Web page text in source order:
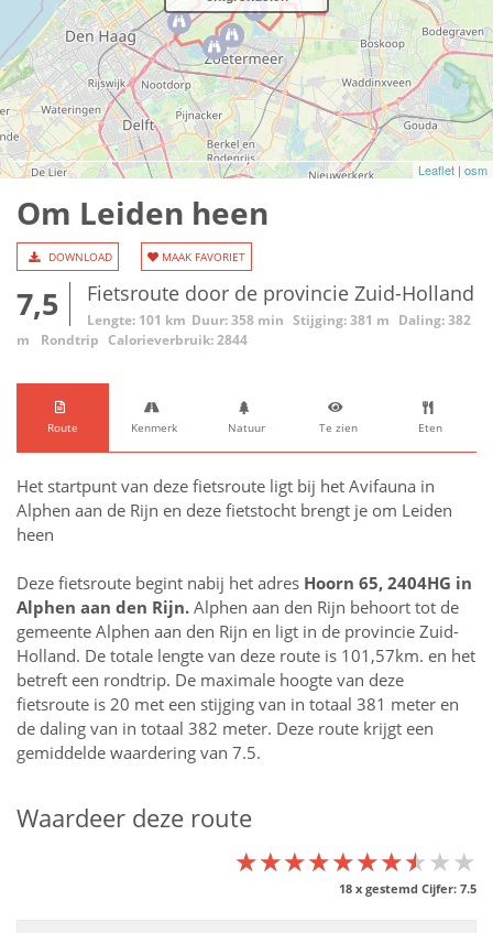
Leaflet | osm
Om Leiden heen
DOWNLOAD MAAK FAVORIET
7,5 Fietsroute door de provincie Zuid-Holland
Lengte: 101 km Duur: 358 min Stijging: 381 m Daling: 382
m
Rondtrip Calorieverbruik: 2844
Route Kenmerk Natuur Te zien Eten
Het startpunt van deze fietsroute ligt bij het Avifauna in
Alphen aan de Rijn en deze fietstocht brengt je om Leiden
heen
Deze fietsroute begint nabij het adres Hoorn 65, 2404HG in
Alphen aan den Rijn. Alphen aan den Rijn behoort tot de
gemeente Alphen aan den Rijn en ligt in de provincie Zuid-
Holland. De totale lengte van deze route is 101,57km. en het
betreft een rondtrip. De maximale hoogte van deze
fietsroute is 20 met een stijging van in totaal 381 meter en
de daling van in totaal 382 meter. Deze route krijgt een
gemiddelde waardering van 7.5.
Waardeer deze route
★★★★★★★★★★
★★★★★★★★★★
★★★★★★★★★★
18 x gestemd Cijfer: 7.5